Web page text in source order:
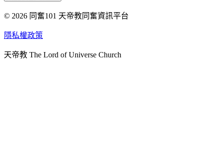
天人研究總院
天人研究學院
天人炁功院
© 2026 同奮101 天帝教同奮資訊平台
隱私權政策
天帝教 The Lord of Universe Church